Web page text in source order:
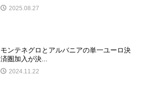
2025.08.27
モンテネグロとアルバニアの単一ユーロ決
済圏加入が決...
2024.11.22